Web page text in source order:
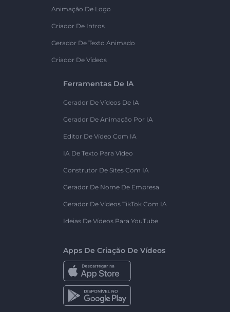
Animação De Logo
Criador De Intros
Gerador De Texto Animado
Criador De Vídeos
Ferramentas De IA
Gerador De Vídeos De IA
Gerador De Animação Por IA
Editor De Vídeo Com IA
IA De Texto Para Vídeo
Construtor De Sites Com IA
Gerador De Nome De Empresa
Gerador De Vídeos TikTok Com IA
Ideias De Vídeos Para YouTube
Apps De Criação De Vídeos